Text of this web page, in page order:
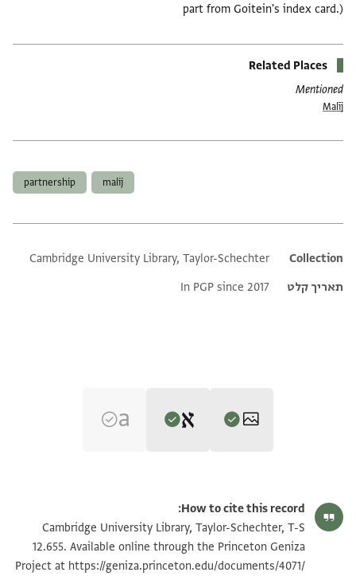
part from Goitein's index card.)
Related Places
Mentioned
Malīj
malij
partnership
Additional metadata
Collection
Cambridge University Library, Taylor-Schechter
תאריך קלט
In PGP since 2017
S. D. Goitein's unpublished edition (1950–85).
פי ראובן אסתעאד מן שמעון חמאר יסאפר
עליה אלי בלד מן בלאד אלריף //והי מליג// ווצל אלי תלך
בלד
T-S 12.655 1r
תנאי היתר שימוש בתצלום
How to cite this record:
Cambridge University Library, Taylor-Schechter, T-S
12.655. Available online through the Princeton Geniza
Project athttps://geniza.princeton.edu/documents/4071/